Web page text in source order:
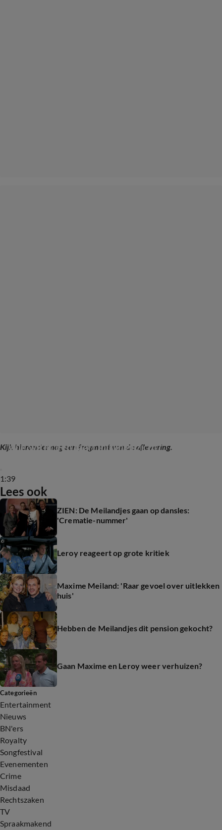
Kijk hieronder nog een fragment van de aflevering.
1:39
Wie wil er een taart in zijn gezicht?
Lees ook
ZIEN: De Meilandjes gaan op dansles:
'Crematie-nummer'
Leroy reageert op grote kritiek
Maxime Meiland: 'Raar gevoel over uitlekken
huis'
Hebben de Meilandjes dit pension gekocht?
Gaan Maxime en Leroy weer verhuizen?
Categorieën
Entertainment
Nieuws
BN'ers
Royalty
Songfestival
Evenementen
Crime
Misdaad
Rechtszaken
TV
Spraakmakend